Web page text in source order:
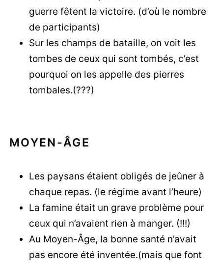
guerre fêtent la victoire. (d’où le nombre
de participants)
Sur les champs de bataille, on voit les
tombes de ceux qui sont tombés, c’est
pourquoi on les appelle des pierres
tombales.(???)
MOYEN-ÂGE
Les paysans étaient obligés de jeûner à
chaque repas. (le régime avant l’heure)
La famine était un grave problème pour
ceux qui n’avaient rien à manger. (!!!)
Au Moyen-Âge, la bonne santé n’avait
pas encore été inventée.(mais que font